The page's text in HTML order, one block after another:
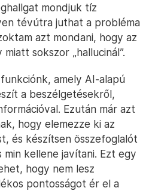
mondjuk tíz
tévútra juthat a probléma
azt mondani, hogy az
sokszor „hallucinál”.
amely AI-alapú
a beszélgetésekről,
Ezután már azt
hogy elemezze ki az
és készítsen összefoglalót
kellene javítani. Ezt egy
hogy nem lesz
pontosságot ér el a